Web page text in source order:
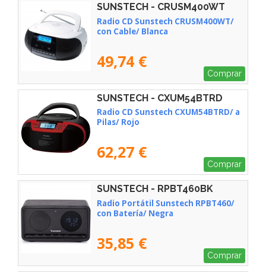
SUNSTECH - CRUSM400WT
Radio CD Sunstech CRUSM400WT/
con Cable/ Blanca
49,74 €
Comprar
SUNSTECH - CXUM54BTRD
Radio CD Sunstech CXUM54BTRD/ a
Pilas/ Rojo
62,27 €
Comprar
SUNSTECH - RPBT460BK
Radio Portátil Sunstech RPBT460/
con Batería/ Negra
35,85 €
Comprar